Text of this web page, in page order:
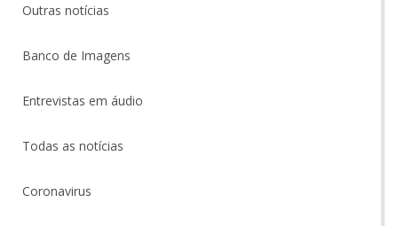
Outras notícias
Banco de Imagens
Entrevistas em áudio
Todas as notícias
Coronavirus